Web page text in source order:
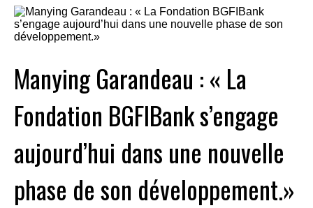
Manying Garandeau : « La
Fondation BGFIBank s’engage
aujourd’hui dans une nouvelle
phase de son développement.»